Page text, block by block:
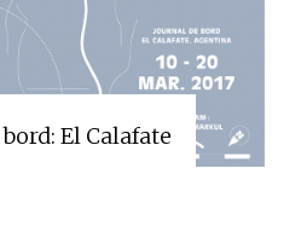
TEXTES
El Calafate